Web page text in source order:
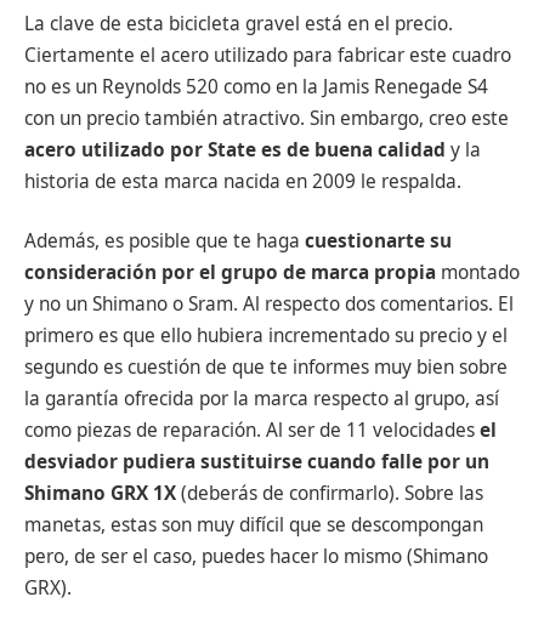
La clave de esta bicicleta gravel está en el precio.
Ciertamente el acero utilizado para fabricar este cuadro
no es un Reynolds 520 como en la Jamis Renegade S4
con un precio también atractivo. Sin embargo, creo este
acero utilizado por State es de buena calidad y la
historia de esta marca nacida en 2009 le respalda.
Además, es posible que te haga cuestionarte su
consideración por el grupo de marca propia montado
y no un Shimano o Sram. Al respecto dos comentarios. El
primero es que ello hubiera incrementado su precio y el
segundo es cuestión de que te informes muy bien sobre
la garantía ofrecida por la marca respecto al grupo, así
como piezas de reparación. Al ser de 11 velocidadesel
desviador pudiera sustituirse cuando falle por un
Shimano GRX 1X(deberás de confirmarlo). Sobre las
manetas, estas son muy difícil que se descompongan
pero, de ser el caso, puedes hacer lo mismo (Shimano
GRX).